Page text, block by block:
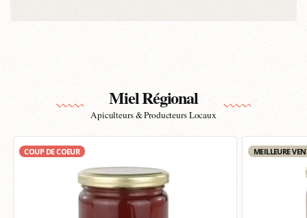
Miel Régional
Apiculteurs & Producteurs Locaux
COUP DE COEUR MEILLEURE